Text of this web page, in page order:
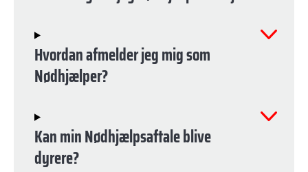
Hvordan afmelder jeg mig som
Nødhjælper?
Kan min Nødhjælpsaftale blive
dyrere?